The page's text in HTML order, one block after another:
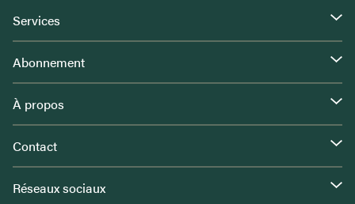
Services
Abonnement
À propos
Contact
Réseaux sociaux